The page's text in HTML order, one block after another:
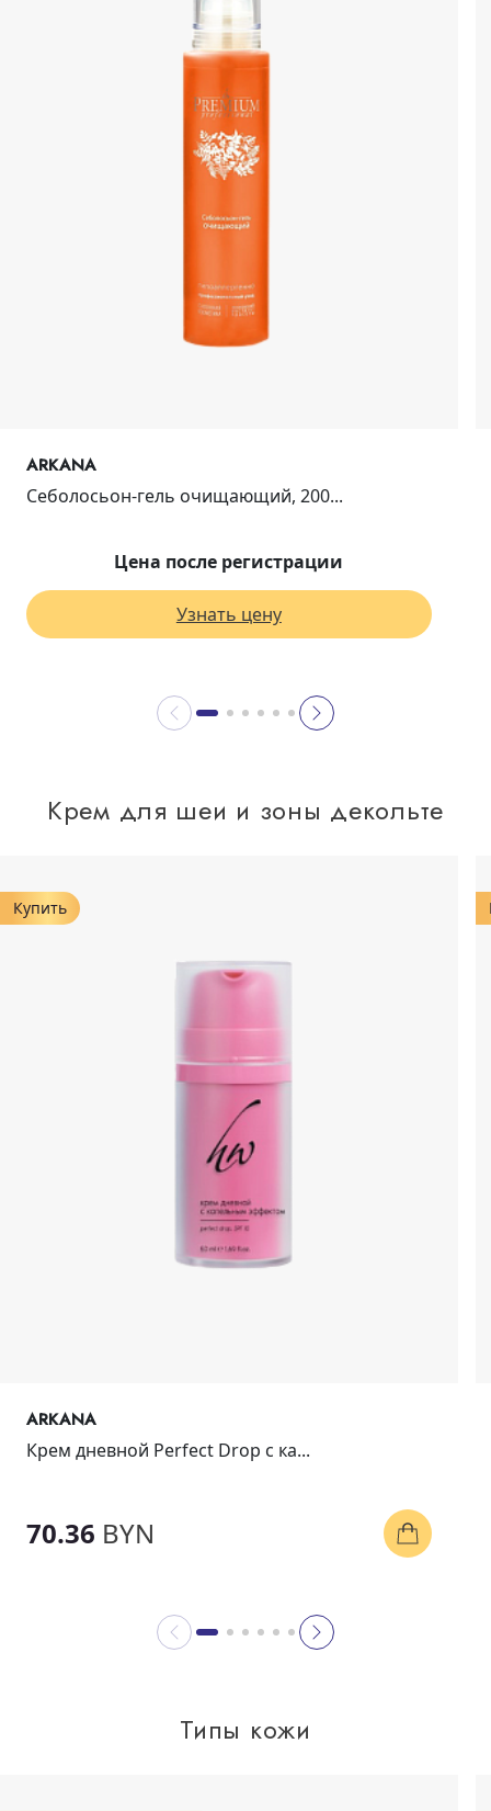
ARKANA
Себолосьон-гель очищающий, 200...
Цена после регистрации
Узнать цену
Крем для шеи и зоны декольте
Купить
ARKANA
Крем дневной Perfect Drop с ка...
70.36 BYN
Типы кожи